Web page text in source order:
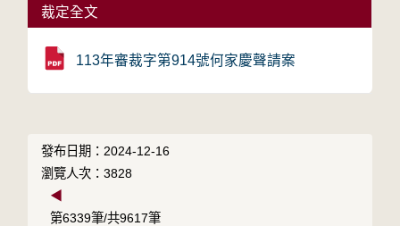
裁定全文
113年審裁字第914號何家慶聲請案
發布日期：2024-12-16
瀏覽人次：3828
◀
第6339筆/共9617筆